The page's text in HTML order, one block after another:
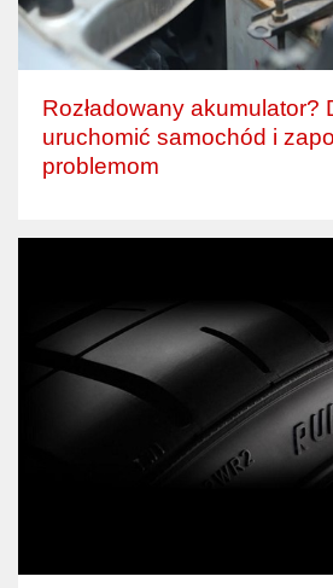
Rozładowany akumulator?
uruchomić samochód i
problemom